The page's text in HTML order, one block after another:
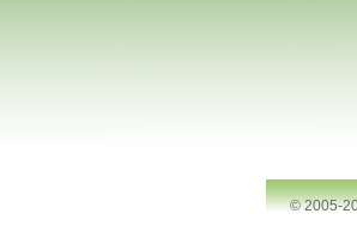
© 2005-